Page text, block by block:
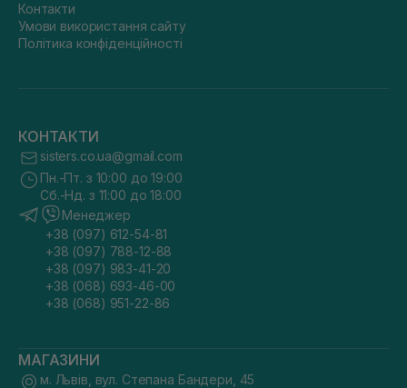
Контакти
Умови використання сайту
Політика конфіденційності
КОНТАКТИ
sisters.co.ua@gmail.com
Пн.-Пт. з 10:00 до 19:00
Сб.-Нд. з 11:00 до 18:00
Менеджер
+38 (097) 612-54-81
+38 (097) 788-12-88
+38 (097) 983-41-20
+38 (068) 693-46-00
+38 (068) 951-22-86
МАГАЗИНИ
м. Львів, вул. Степана Бандери, 45